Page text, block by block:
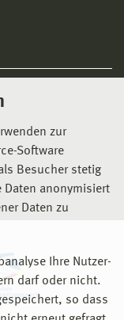
zur
Software
Besucher stetig
Daten anonymisiert
Daten zu
Ihre Nutzer-
darf oder nicht.
so dass